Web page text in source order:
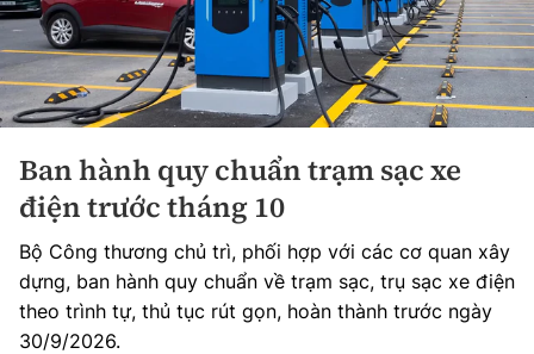
Ban hành quy chuẩn trạm sạc xe
điện trước tháng 10
Bộ Công thương chủ trì, phối hợp với các cơ quan xây
dựng, ban hành quy chuẩn về trạm sạc, trụ sạc xe điện
theo trình tự, thủ tục rút gọn, hoàn thành trước ngày
30/9/2026.